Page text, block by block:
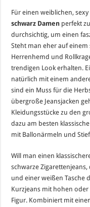
Für einen weiblichen,
schwarz Damen perfekt
durchsichtig, um einen
Steht man eher auf
Herrenhemd und
trendigen Look erhalten.
natürlich mit einem
sind ein Muss für die
übergroße Jeansjacken
Kleidungsstücke zu den
dazu am besten
mit Ballonärmeln und
Will man einen
schwarze
und einer weißen Tasche
Kurzjeans mit hohen
Figur. Kombiniert mit